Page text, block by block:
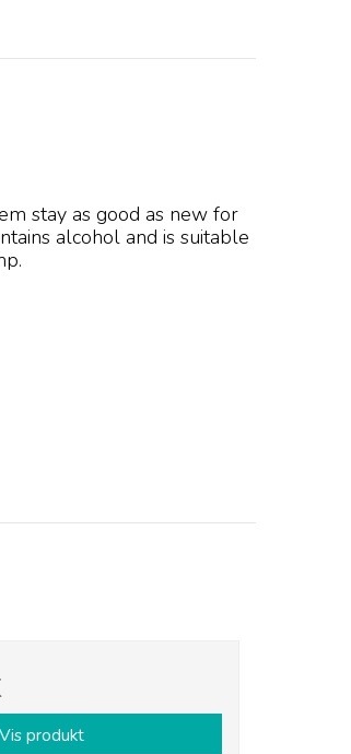
stay as good as new for
alcohol and is suitable
Vis produkt